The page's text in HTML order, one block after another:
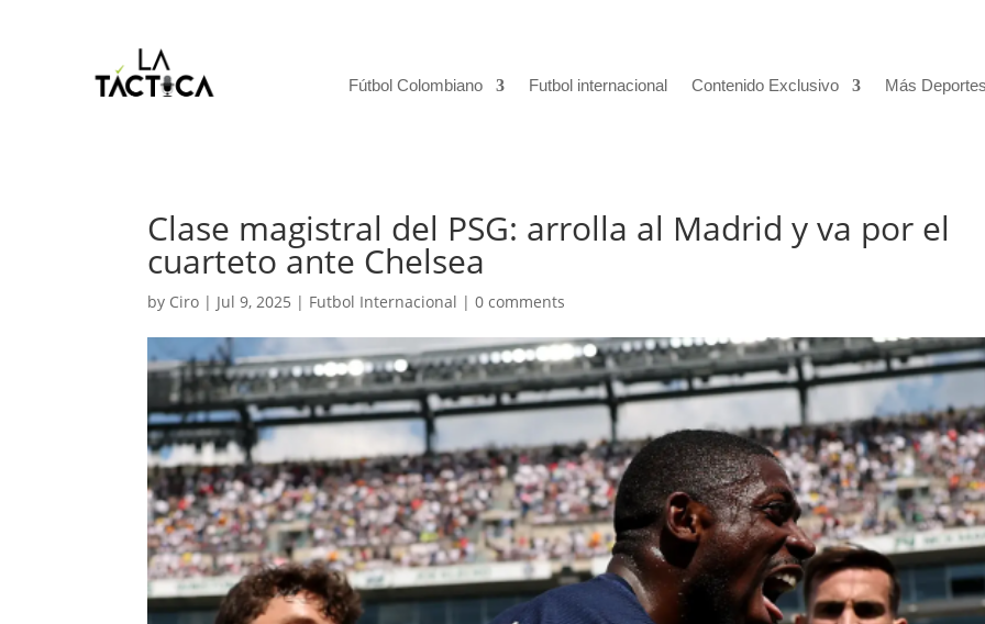
Fútbol Colombiano Futbol internacional Contenido Exclusivo Más
Clase magistral del PSG: arrolla al Madrid y va por el
cuarteto ante Chelsea
by Ciro | Jul 9, 2025 | Futbol Internacional |0 comments